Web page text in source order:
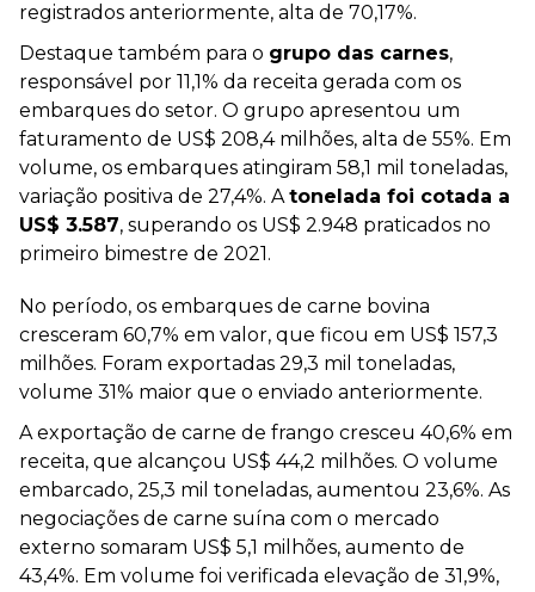
registrados anteriormente, alta de 70,17%.
Destaque também para o grupo das carnes,
responsável por 11,1% da receita gerada com os
embarques do setor. O grupo apresentou um
faturamento de US$ 208,4 milhões, alta de 55%. Em
volume, os embarques atingiram 58,1 mil toneladas,
variação positiva de 27,4%. Atonelada foi cotada a
US$ 3.587, superando os US$ 2.948 praticados no
primeiro bimestre de 2021.
No período, os embarques de carne bovina
cresceram 60,7% em valor, que ficou em US$ 157,3
milhões. Foram exportadas 29,3 mil toneladas,
volume 31% maior que o enviado anteriormente.
A exportação de carne de frango cresceu 40,6% em
receita, que alcançou US$ 44,2 milhões. O volume
embarcado, 25,3 mil toneladas, aumentou 23,6%. As
negociações de carne suína com o mercado
externo somaram US$ 5,1 milhões, aumento de
43,4%. Em volume foi verificada elevação de 31,9%,